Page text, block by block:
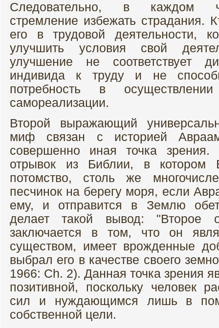
Следовательно, в каждом
стремление избежать страдания.
его в трудовой деятельности,
улучшить условия свой
улучшение не соответствует
индивида к труду и не
потребность в
самореализации.
Второй выражающий
миф связан с историей
совершенно иная точка зрения.
отрывок из Библии, в котором
потомство, столь же
песчинок на берегу моря, если
ему, и отправится в Землю
делает такой вывод: "Второе
заключается в том, что он
существом, имеет врожденные
выбрал его в качестве своего
1966: Сh. 2). Данная точка зрения
позитивной, поскольку человек
сил и нуждающимся лишь в
собственной цели.